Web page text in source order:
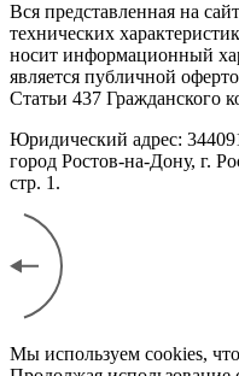
Вся представленная на
технических
носит информационный
является публичной
Статьи 437 Гражданского
Юридический адрес:
город Ростов-на-Дону, г.
стр. 1.
Мы используем cookies,